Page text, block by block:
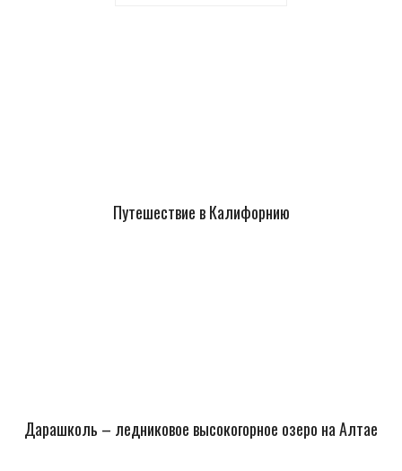
Путешествие в Калифорнию
Дарашколь – ледниковое высокогорное озеро на Алтае